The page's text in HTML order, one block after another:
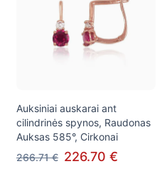
Auksiniai auskarai ant
cilindrinės spynos, Raudonas
Auksas 585°, Cirkonai
266.71 € 226.70 €